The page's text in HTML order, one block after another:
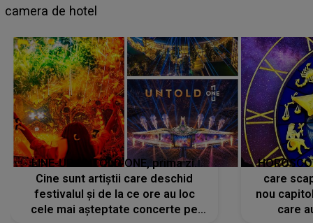
faptului împlinit, A RECUNOSCUT IMEDIAT: "Am
LINE-UP UNTOLD ONE, prima zi.
Cine sunt artiștii care deschid
festivalul și de la ce ore au loc
cele mai așteptate concerte pe
care
nou
care